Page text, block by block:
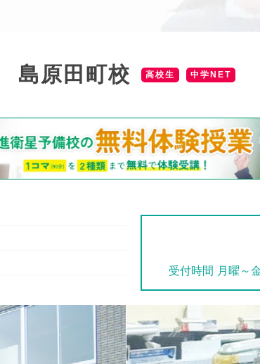
島原田町校 高校生 中学NET
受付時間 月曜～